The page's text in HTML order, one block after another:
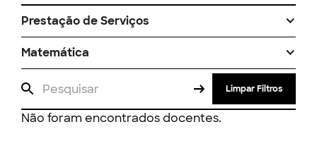
Prestação de Serviços
Matemática
Limpar Filtros
Não foram encontrados docentes.